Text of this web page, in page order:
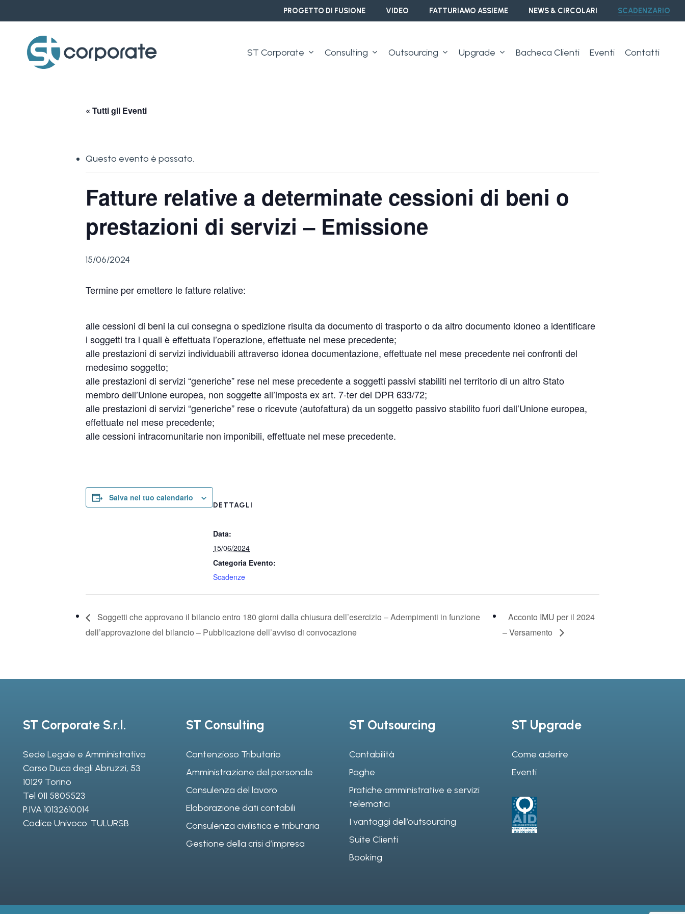
to
content
PROGETTO DI FUSIONE VIDEO FATTURIAMO ASSIEME NEWS & CIRCOLARI SCADENZARIO
ST Corporate Consulting Outsourcing Upgrade Bacheca Clienti Eventi Contatti
« Tutti gli Eventi
Questo evento è passato.
Fatture relative a determinate cessioni di beni o
prestazioni di servizi – Emissione
15/06/2024
Termine per emettere le fatture relative:
alle cessioni di beni la cui consegna o spedizione risulta da documento di trasporto o da altro documento idoneo a identificare
i soggetti tra i quali è effettuata l’operazione, effettuate nel mese precedente;
alle prestazioni di servizi individuabili attraverso idonea documentazione, effettuate nel mese precedente nei confronti del
medesimo soggetto;
alle prestazioni di servizi “generiche” rese nel mese precedente a soggetti passivi stabiliti nel territorio di un altro Stato
membro dell’Unione europea, non soggette all’imposta ex art. 7-ter del DPR 633/72;
alle prestazioni di servizi “generiche” rese o ricevute (autofattura) da un soggetto passivo stabilito fuori dall’Unione europea,
effettuate nel mese precedente;
alle cessioni intracomunitarie non imponibili, effettuate nel mese precedente.
Salva nel tuo calendario
DETTAGLI
Data:
15/06/2024
Categoria Evento:
Scadenze
Soggetti che approvano il bilancio entro 180 giorni dalla chiusura dell’esercizio – Adempimenti in funzione
dell’approvazione del bilancio – Pubblicazione dell’avviso di convocazione
Acconto IMU per il 2024
– Versamento
ST Corporate S.r.l.
Sede Legale e Amministrativa
Corso Duca degli Abruzzi, 53
10129 Torino
Tel 011 5805523
P.IVA 10132610014
Codice Univoco: TULURSB
ST Consulting
Contenzioso Tributario
Amministrazione del personale
Consulenza del lavoro
Elaborazione dati contabili
Consulenza civilistica e tributaria
Gestione della crisi d’impresa
ST Outsourcing
Contabilità
Paghe
Pratiche amministrative e servizi
telematici
I vantaggi dell’outsourcing
Suite Clienti
Booking
ST Upgrade
Come aderire
Eventi